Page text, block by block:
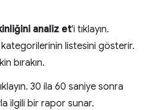
analiz et'i tıklayın.
listesini gösterir.
bırakın.
30 ila 60 saniye sonra
ilgili bir rapor sunar.